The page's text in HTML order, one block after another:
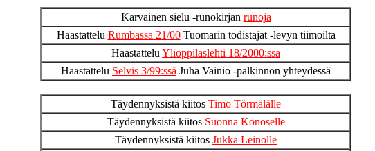
Karvainen sielu -runokirjan runoja
Haastattelu Rumbassa 21/00Tuomarin todistajat -levyn tiimoilta
Haastattelu Ylioppilaslehti 18/2000:ssa
Haastattelu Selvis 3/99:ssä Juha Vainio -palkinnon yhteydessä
Täydennyksistä kiitos Timo Törmälälle
Täydennyksistä kiitos Suonna Konoselle
Täydennyksistä kiitos Jukka Leinolle